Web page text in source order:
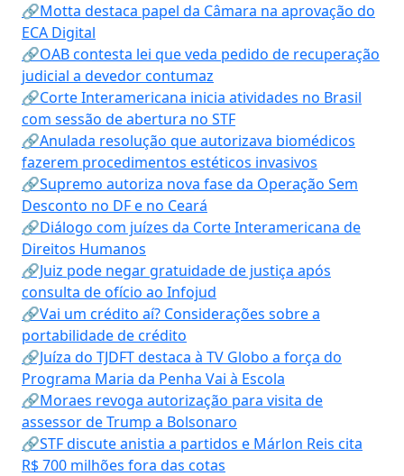
🔗Motta destaca papel da Câmara na aprovação do
ECA Digital
🔗OAB contesta lei que veda pedido de recuperação
judicial a devedor contumaz
🔗Corte Interamericana inicia atividades no Brasil
com sessão de abertura no STF
🔗Anulada resolução que autorizava biomédicos
fazerem procedimentos estéticos invasivos
🔗Supremo autoriza nova fase da Operação Sem
Desconto no DF e no Ceará
🔗Diálogo com juízes da Corte Interamericana de
Direitos Humanos
🔗Juiz pode negar gratuidade de justiça após
consulta de ofício ao Infojud
🔗Vai um crédito aí? Considerações sobre a
portabilidade de crédito
🔗Juíza do TJDFT destaca à TV Globo a força do
Programa Maria da Penha Vai à Escola
🔗Moraes revoga autorização para visita de
assessor de Trump a Bolsonaro
🔗STF discute anistia a partidos e Márlon Reis cita
R$ 700 milhões fora das cotas